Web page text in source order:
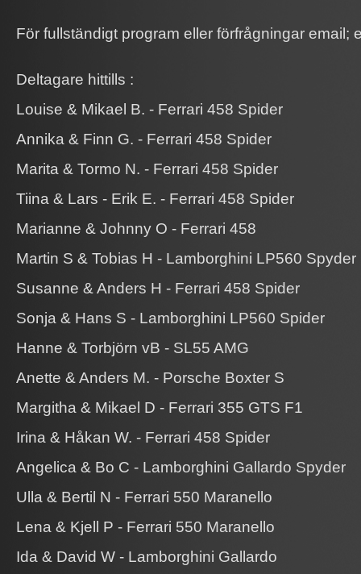
För fullständigt program eller förfrågningar email;
Deltagare hittills :
​​Louise & Mikael B. - Ferrari 458 Spider
​​Annika & Finn G. - Ferrari 458 Spider
​​Marita & Tormo N. - Ferrari 458 Spider
​​Tiina & Lars - Erik E. - Ferrari 458 Spider
​​Marianne & Johnny O - Ferrari 458
​​Martin S & Tobias H - Lamborghini LP560 Spyder
​​Susanne & Anders H - Ferrari 458 Spider
​​Sonja & Hans S - Lamborghini LP560 Spider
​​Hanne & Torbjörn vB - SL55 AMG
​​Anette & Anders M. - Porsche Boxter S
​Margitha & Mikael D - Ferrari 355 GTS F1
​​Irina & Håkan W. - Ferrari 458 Spider
​​Angelica & Bo C - Lamborghini Gallardo Spyder
​​Ulla & Bertil N - Ferrari 550 Maranello
​​Lena & Kjell P - Ferrari 550 Maranello
​​Ida & David W - Lamborghini Gallardo